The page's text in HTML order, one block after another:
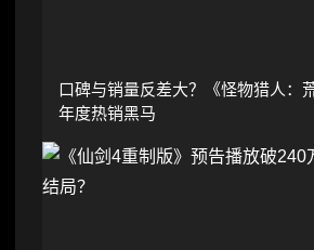
口碑与销量反差大？《怪物猎人：
年度热销黑马